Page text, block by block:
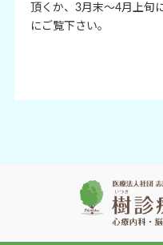
頂くか、3月末～4月上旬
にご覧下さい。